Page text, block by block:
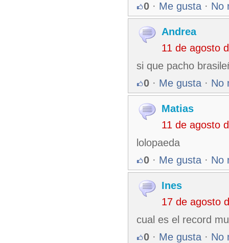
0 · Me gusta · No
Andrea
11 de agosto
si que pacho
0 · Me gusta · No
Matias
11 de agosto
lolopaeda
0 · Me gusta · No
Ines
17 de agosto
cual es el record
0 · Me gusta · No